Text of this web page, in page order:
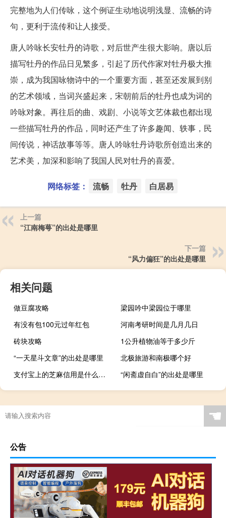
完整地为人们传咏，这个例证生动地说明浅显、流畅的诗
句，更利于流传和让人接受。
唐人吟咏长安牡丹的诗歌，对后世产生很大影响。唐以后
描写牡丹的作品日见繁多，引起了历代作家对牡丹极大推
崇，成为我国咏物诗中的一个重要方面，甚至还发展到别
的艺术领域，当词兴盛起来，宋朝前后的牡丹也成为词的
吟咏对象。再往后的曲、戏剧、小说等文艺体裁也都出现
一些描写牡丹的作品，同时还产生了许多趣闻、轶事，民
间传说，神话故事等等。唐人吟咏牡丹诗歌所创造出来的
艺术美，加深和影响了我国人民对牡丹的喜爱。
网络标签： 流畅 牡丹 白居易
上一篇
“江南梅萼”的出处是哪里
下一篇
“风力偏狂”的出处是哪里
相关问题
做豆腐攻略
梁园吟中梁园位于哪里
有没有包100元过年红包
河南考研时间是几月几日
砖块攻略
1公升植物油等于多少斤
“一天星斗文章”的出处是哪里
北极旅游和南极哪个好
支付宝上的芝麻信用是什么意思
“闲斋虚自白”的出处是哪里
☚
公告